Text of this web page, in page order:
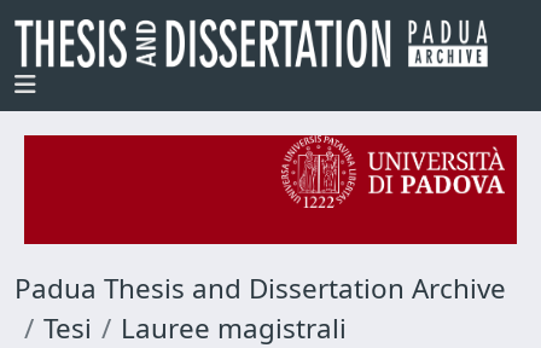
Padua Thesis and Dissertation Archive
Tesi
Lauree magistrali